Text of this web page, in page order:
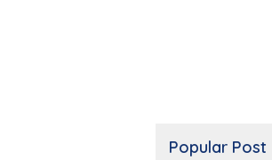
Popular Post